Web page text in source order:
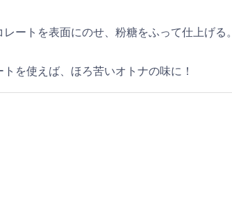
レートを表面にのせ、粉糖をふって仕上げる。
を使えば、ほろ苦いオトナの味に！